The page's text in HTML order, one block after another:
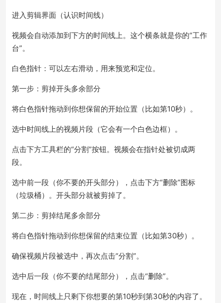
进入剪辑界面（认识时间线）
视频会自动添加到下方的时间线上。这个横条就是你的“工作
台”。
白色指针：可以左右滑动，用来预览和定位。
第一步：剪掉开头多余部分
将白色指针拖动到你想保留的开始位置（比如第10秒）。
选中时间线上的视频片段（它会有一个白色边框）。
点击下方工具栏的“分割”按钮。视频会在指针处被切成两
段。
选中前一段（你不要的开头部分），点击下方“删除”图标
（垃圾桶）。开头部分就被剪掉了。
第二步：剪掉结尾多余部分
将白色指针拖动到你想保留的结束位置（比如第30秒）。
确保视频片段被选中，再次点击“分割”。
选中后一段（你不要的结尾部分），点击“删除”。
现在，时间线上只剩下你想要的第10秒到第30秒的内容了。